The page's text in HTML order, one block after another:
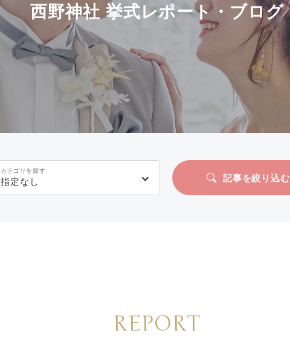
西野神社 挙式レポート・ブログ
カテゴリを探す
指定なし 記事を絞り込む
REPORT